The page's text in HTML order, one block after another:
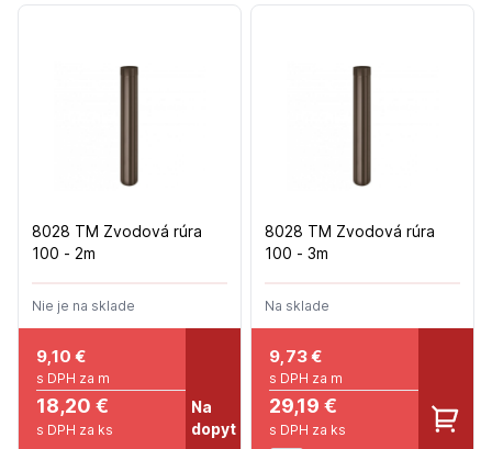
8028 TM Zvodová rúra
100 - 2m
Nie je na sklade
9,10 €
s DPH za m
18,20 €
s DPH za ks
Na
dopyt
8028 TM Zvodová rúra
100 - 3m
Na sklade
9,73€
s DPH za m
29,19 €
s DPH za ks